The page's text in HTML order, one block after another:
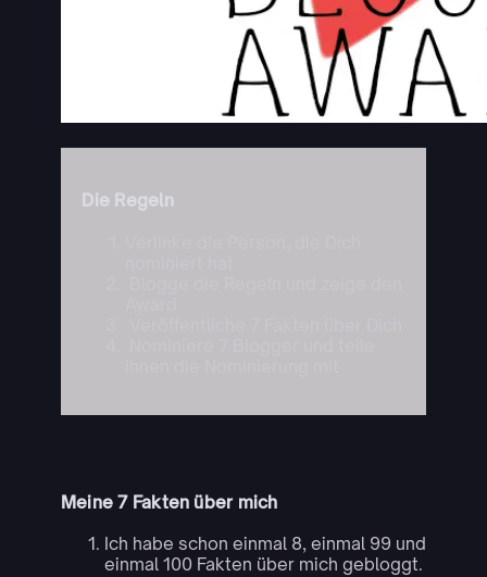
Die Regeln
Meine 7 Fakten über mich
Ich habe schon einmal 8, einmal 99 und
einmal 100 Fakten über mich gebloggt.